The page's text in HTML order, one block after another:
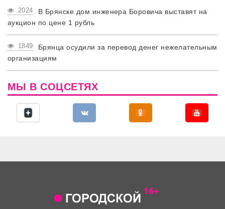
2024
В Брянске дом инженера Боровича выставят на
аукцион по цене 1 рубль
1849
Брянца осудили за перевод денег нежелательным
организациям
МЫ В СОЦСЕТЯХ